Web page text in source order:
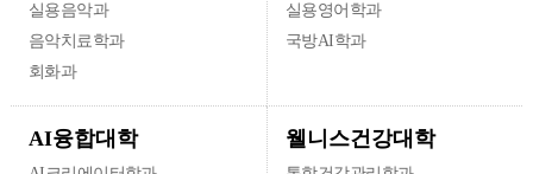
실용음악과
음악치료학과
회화과
실용영어학과
국방AI학과
AI융합대학 웰니스건강대학